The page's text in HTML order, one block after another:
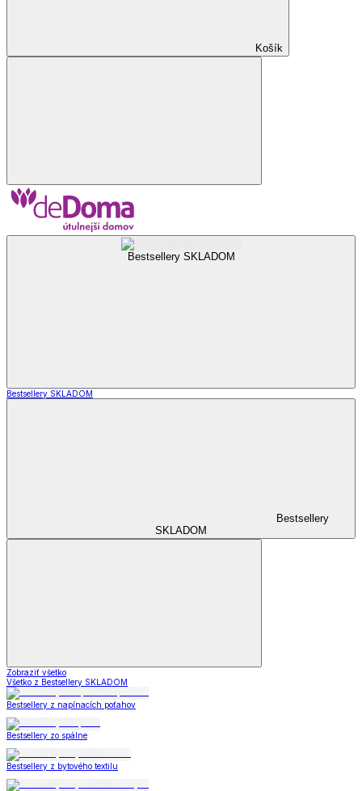
Košík
Bestsellery SKLADOM
Bestsellery SKLADOM
Bestsellery
SKLADOM
Zobraziť všetko
Všetko z Bestsellery SKLADOM
Bestsellery z napínacích poťahov
Bestsellery zo spálne
Bestsellery z bytového textilu